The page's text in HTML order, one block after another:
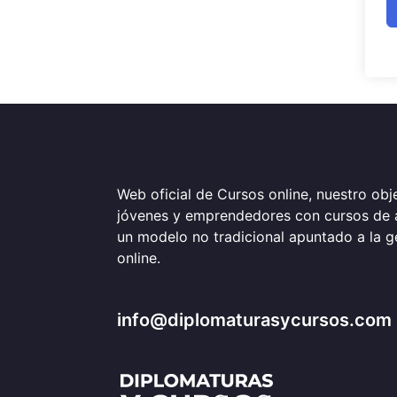
Web oficial de Cursos online, nuestro
jóvenes y emprendedores con cursos
un modelo no tradicional apuntado a la
online.
info@diplomaturasycursos.com